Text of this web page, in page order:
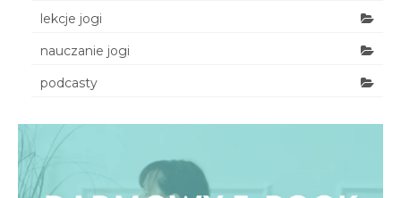
lekcje jogi
nauczanie jogi
podcasty